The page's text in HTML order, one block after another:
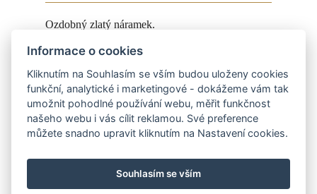
Ozdobný zlatý náramek.
Při dodání váhy zlata (+ ztráta na zpracování a
tavení 10% ) zaplatíte pouze za práci - 5000,- Kč.
Více info v obchodě.
Informace o cookies
Kliknutím na Souhlasím se vším budou uloženy cookies
funkční, analytické i marketingové - dokážeme vám tak
umožnit pohodlné používání webu, měřit funkčnost
našeho webu i vás cílit reklamou. Své preference
můžete snadno upravit kliknutím na Nastavení cookies.
Souhlasím se vším